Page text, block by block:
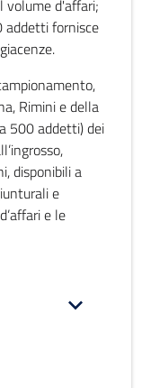
volume d'affari;
addetti fornisce
Rimini e della
500 addetti) dei
disponibili a
e
e le